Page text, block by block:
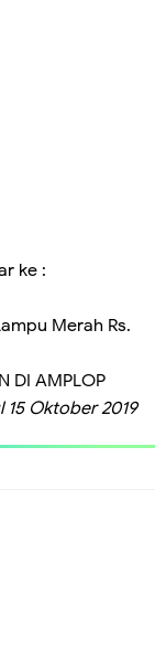
ke :
Merah Rs.
DI AMPLOP
15 Oktober 2019